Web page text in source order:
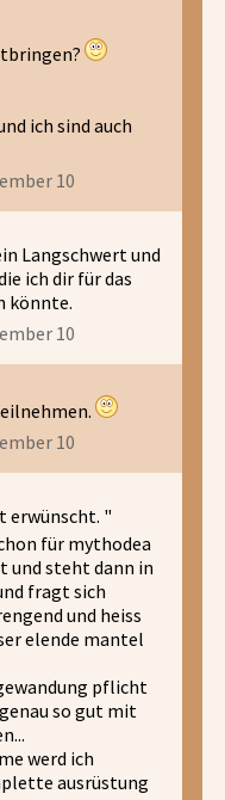
ich sind auch
10
Langschwert und
ich dir für das
könnte.
10
10
erwünscht. "
für mythodea
und steht dann in
fragt sich
und heiss
elende mantel
pflicht
so gut mit
werd ich
ausrüstung